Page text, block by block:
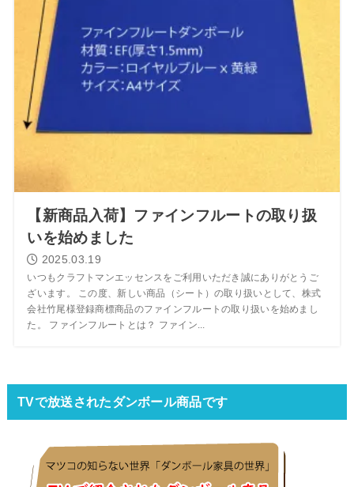
【新商品入荷】ファインフルートの取り扱
いを始めました
2025.03.19
いつもクラフトマンエッセンスをご利用いただき誠にありがとうご
ざいます。 この度、新しい商品（シート）の取り扱いとして、株式
会社竹尾様登録商標商品のファインフルートの取り扱いを始めまし
た。 ファインフルートとは？ ファイン...
TVで放送されたダンボール商品です